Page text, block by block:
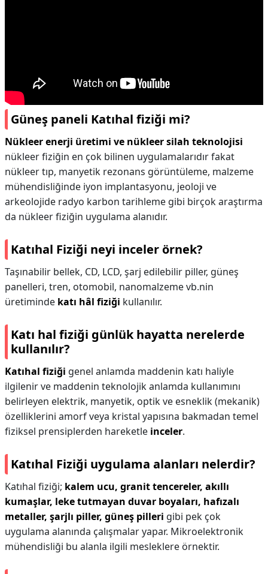
Güneş paneli Katıhal fiziği mi?
Nükleer enerji üretimi ve nükleer silah teknolojisi
nükleer fiziğin en çok bilinen uygulamalarıdır fakat
nükleer tıp, manyetik rezonans görüntüleme, malzeme
mühendisliğinde iyon implantasyonu, jeoloji ve
arkeolojide radyo karbon tarihleme gibi birçok araştırma
da nükleer fiziğin uygulama alanıdır.
Katıhal Fiziği neyi inceler örnek?
Taşınabilir bellek, CD, LCD, şarj edilebilir piller, güneş
panelleri, tren, otomobil, nanomalzeme vb.nin
üretiminde katı hâl fiziği kullanılır.
Katı hal fiziği günlük hayatta nerelerde
kullanılır?
Katıhal fiziği genel anlamda maddenin katı haliyle
ilgilenir ve maddenin teknolojik anlamda kullanımını
belirleyen elektrik, manyetik, optik ve esneklik (mekanik)
özelliklerini amorf veya kristal yapısına bakmadan temel
fiziksel prensiplerden hareketle inceler.
Katıhal Fiziği uygulama alanları nelerdir?
Katıhal fiziği; kalem ucu, granit tencereler, akıllı
kumaşlar, leke tutmayan duvar boyaları, hafızalı
metaller, şarjlı piller, güneş pilleri gibi pek çok
uygulama alanında çalışmalar yapar. Mikroelektronik
mühendisliği bu alanla ilgili mesleklere örnektir.